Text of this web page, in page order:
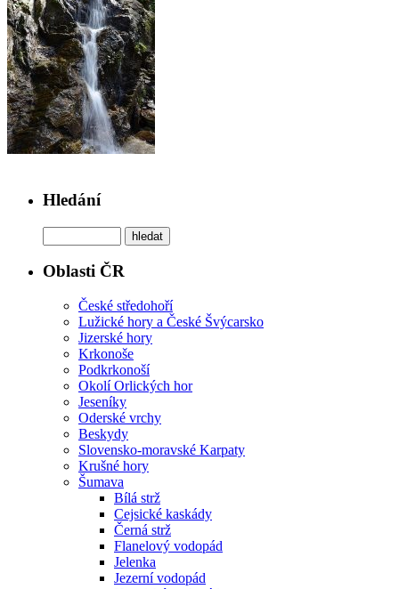
Hledání
Oblasti ČR
České středohoří
Lužické hory a České Švýcarsko
Jizerské hory
Krkonoše
Podkrkonoší
Okolí Orlických hor
Jeseníky
Oderské vrchy
Beskydy
Slovensko-moravské Karpaty
Krušné hory
Šumava
Bílá strž
Cejsické kaskády
Černá strž
Flanelový vodopád
Jelenka
Jezerní vodopád